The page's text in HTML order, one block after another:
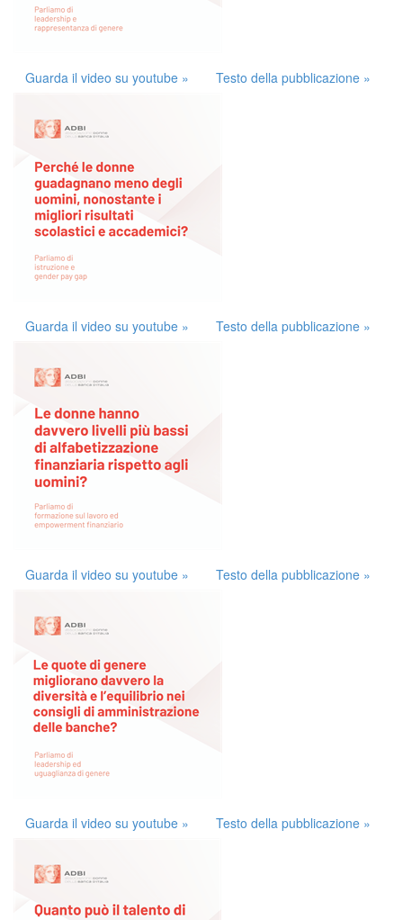
Guarda il video su youtube » Testo della pubblicazione »
Guarda il video su youtube » Testo della pubblicazione »
Guarda il video su youtube » Testo della pubblicazione »
Guarda il video su youtube » Testo della pubblicazione »